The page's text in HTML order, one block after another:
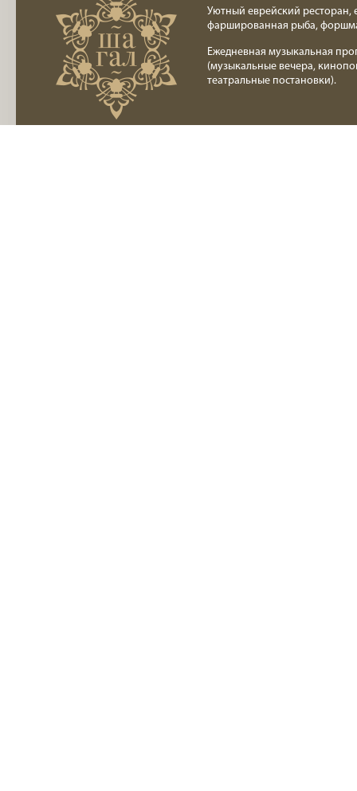
Уютный еврейский ресторан,
фаршированная рыба,
Ежедневная музыкальная
(музыкальные вечера,
театральные постановки).